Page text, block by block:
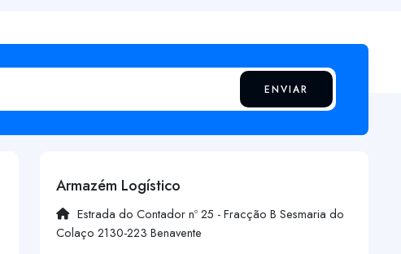
ENVIAR
Armazém Logístico
Estrada do Contador nº 25 - Fracção B Sesmaria do
Colaço 2130-223 Benavente